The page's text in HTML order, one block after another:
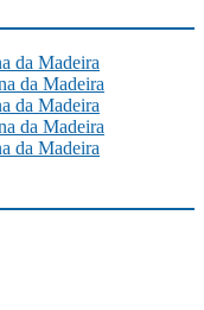
da Madeira
da Madeira
da Madeira
da Madeira
da Madeira